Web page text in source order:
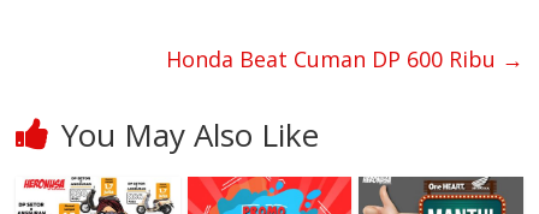
p k
Honda Beat Cuman DP 600 Ribu →
You May Also Like